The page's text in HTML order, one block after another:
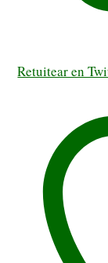
Retuitear en